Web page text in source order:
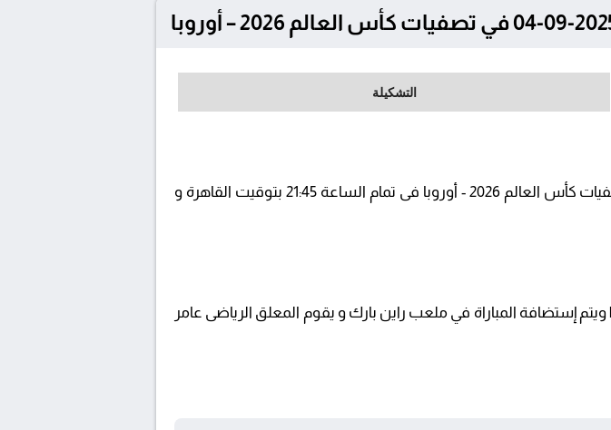
التشكيلة
يلتقى اليوم 2025-09-04 كلا من نادى ليختنشتاين و بلجيكا فى بطولة تصفيات كأس العالم 2026 - أوروبا فى تمام الساعة 21:45 بتوقيت القاهرة و
تنقل أحداث المباراة في الوطن العربي فضائيا على قناة beIN SPORTS 5 ويتم إستضافة المباراة في ملعب راين بارك و يقوم المعلق الرياضى عامر